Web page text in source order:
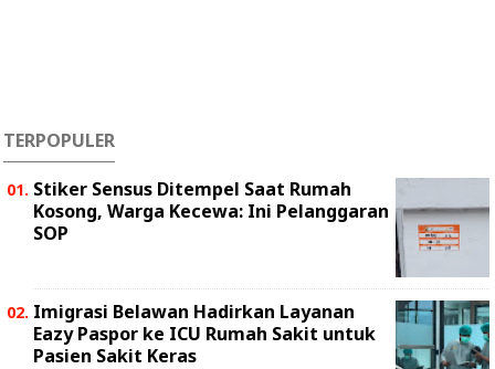
TERPOPULER
Stiker Sensus Ditempel Saat Rumah
Kosong, Warga Kecewa: Ini Pelanggaran
SOP
Imigrasi Belawan Hadirkan Layanan
Eazy Paspor ke ICU Rumah Sakit untuk
Pasien Sakit Keras